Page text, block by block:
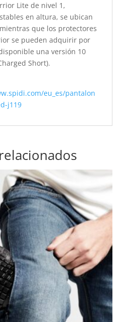
Lite de nivel 1,
en altura, se ubican
que los protectores
se pueden adquirir por
una versión 10
Short).
eu_es/pantalon
j119